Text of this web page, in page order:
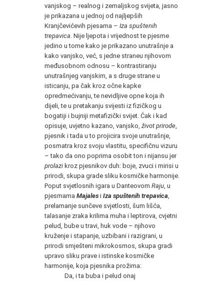
vanjskog – realnog i zemaljskog svijeta, jasno
je prikazana u jednoj od najljepših
Kranjčevićevih pjesama – Iza spuštenih
trepavica . Nije ljepota i vrijednost te pjesme
jedino u tome kako je prikazano unutrašnje a
kako vanjsko, već, s jedne straneu njihovom
međusobnom odnosu – kontrastiranju
unutrašnjeg vanjskim, a s druge strane u
isticanju, pa čak kroz očne kapke
opredmećivanju, te nevidljive opne koja ih
dijeli, te u pretakanju svijesti iz fizičkog u
bogatiji i bujniji metafizički svijet. Čak i kad
opisuje, uvjetno kazano, vanjsko, život prirode
pjesnik i tada u to projicira svoje unutrašnje,
posmatra kroz svoju vlastitu, specifičnu vizuru
– tako da ono poprima osobit ton i nijansu jer
prolazi kroz pjesnikov duh: boje, zvuci i mirisi u
prirodi, skupa grade sliku kosmičke harmonije.
Poput svjetlosnih igara u Danteovom Raju , u
pjesmama Majales i Iza spuštenih trepavica
prelamanje sunčeve svjetlosti, šum lišća,
talasanje zraka krilima muha i leptirova, cvjetni
pelud, bube u travi, huk vode – njihovo
kruženje i stapanje, uzbibani i razigrani, u
prirodi smješteni mikrokosmos, skupa gradi
upravo sliku prave i istinske kosmičke
harmonije, koja pjesnika prožima:
Da, i ta buba i pelud onaj